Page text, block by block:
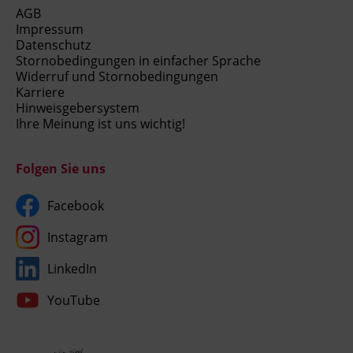
Ingenieurzertifizierung
Deutsch und Integration
Akademisches Studienzentrum
Digitales Lernen
BFI Reutte
BFI Schwaz
AGB
Impressum
Datenschutz
Stornobedingungen in einfacher Sprache
Widerruf und Stornobedingungen
Karriere
Hinweisgebersystem
Ihre Meinung ist uns wichtig!
Folgen Sie uns
Facebook
Instagram
LinkedIn
YouTube